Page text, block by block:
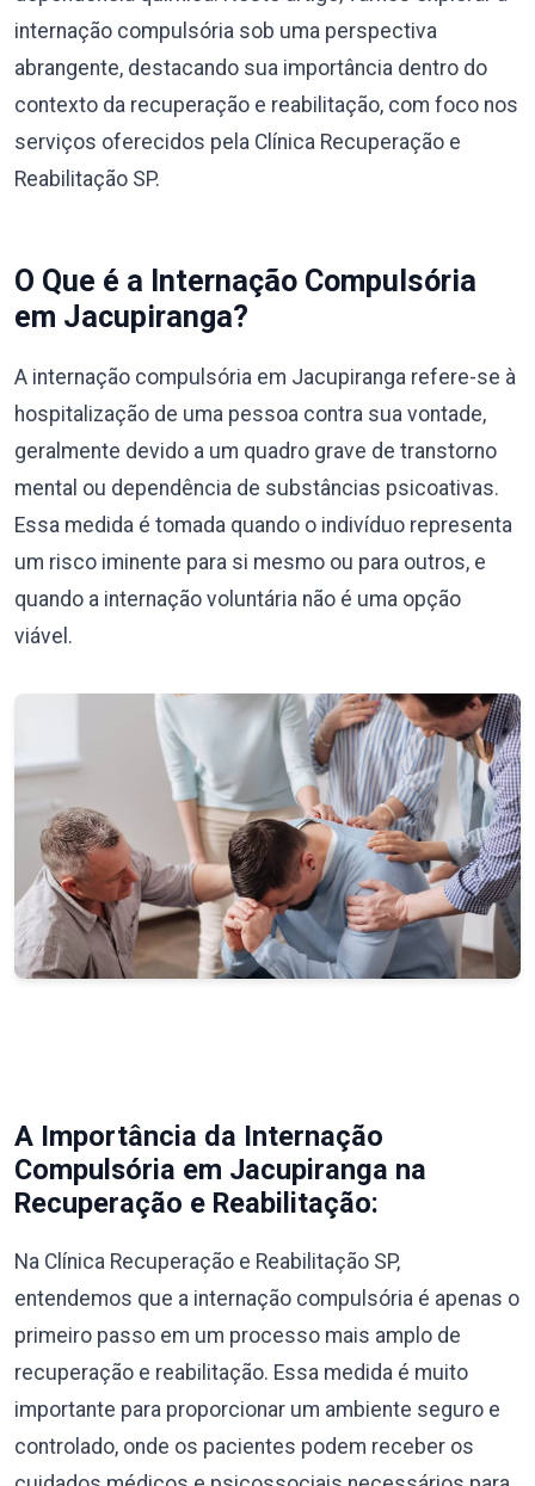
internação compulsória sob uma perspectiva
abrangente, destacando sua importância dentro do
contexto da recuperação e reabilitação, com foco nos
serviços oferecidos pela Clínica Recuperação e
Reabilitação SP.
O Que é a Internação Compulsória
em Jacupiranga?
A internação compulsória em Jacupiranga refere-se à
hospitalização de uma pessoa contra sua vontade,
geralmente devido a um quadro grave de transtorno
mental ou dependência de substâncias psicoativas.
Essa medida é tomada quando o indivíduo representa
um risco iminente para si mesmo ou para outros, e
quando a internação voluntária não é uma opção
viável.
A Importância da Internação
Compulsória em Jacupiranga na
Recuperação e Reabilitação:
Na Clínica Recuperação e Reabilitação SP,
entendemos que a internação compulsória é apenas o
primeiro passo em um processo mais amplo de
recuperação e reabilitação. Essa medida é muito
importante para proporcionar um ambiente seguro e
controlado, onde os pacientes podem receber os